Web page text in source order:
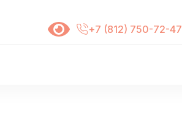
+7 (812) 750-72-47